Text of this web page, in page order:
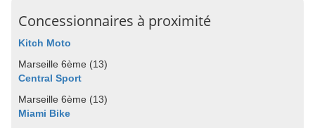
Concessionnaires à proximité
Kitch Moto
Marseille 6ème (13)
Central Sport
Marseille 6ème (13)
Miami Bike